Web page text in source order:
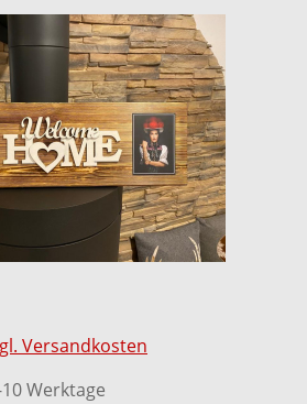
Versandkosten
Werktage